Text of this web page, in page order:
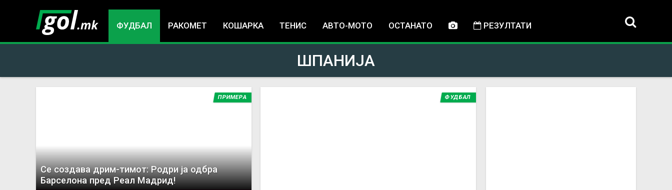
ФУДБАЛ РАКОМЕТ КОШАРКА ТЕНИС АВТО-МОТО ОСТАНАТО РЕЗУЛТАТИ
ШПАНИЈА
here
ФУДБАЛ
Се создава дрим-тимот: Родри ја одбра
Барселона пред Реал Мадрид!
ПРИМЕРА